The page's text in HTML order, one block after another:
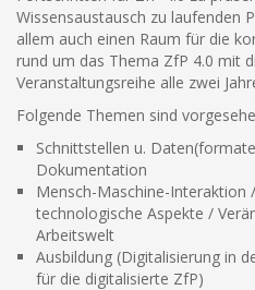
Wissensaustausch zu laufenden
allem auch einen Raum für die
rund um das Thema ZfP 4.0 mit
Veranstaltungsreihe alle zwei
Folgende Themen sind
Schnittstellen u.
Dokumentation
Mensch-Maschine-Interaktion
technologische Aspekte /
Arbeitswelt
Ausbildung (Digitalisierung in
für die digitalisierte ZfP)